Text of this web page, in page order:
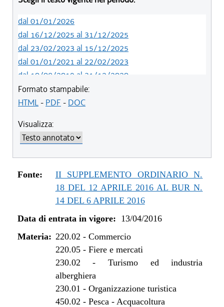
dal 01/01/2026
dal 16/12/2025 al 31/12/2025
dal 23/02/2023 al 15/12/2025
dal 01/01/2021 al 22/02/2023
dal 10/08/2019 al 31/12/2020
dal 11/07/2019 al 09/08/2019
dal 01/01/2018 al 10/07/2019
dal 18/05/2017 al 26/07/2017
dal 09/02/2017 al 17/05/2017
dal 09/01/2017 al 08/02/2017
dal 15/12/2016 al 08/01/2017
dal 13/08/2016 al 14/12/2016
dal 13/04/2016 al 12/08/2016
Formato stampabile:
HTML- PDF - DOC
Visualizza:
Fonte:
II SUPPLEMENTO ORDINARIO N.
18 DEL 12 APRILE 2016 AL BUR N.
14 DEL 6 APRILE 2016
Data di entrata in vigore: 13/04/2016
Materia: 220.02 - Commercio
220.05- Fiere e mercati
230.02 -Turismo ed industria
alberghiera
230.01 - Organizzazione turistica
450.02 - Pesca - Acquacoltura